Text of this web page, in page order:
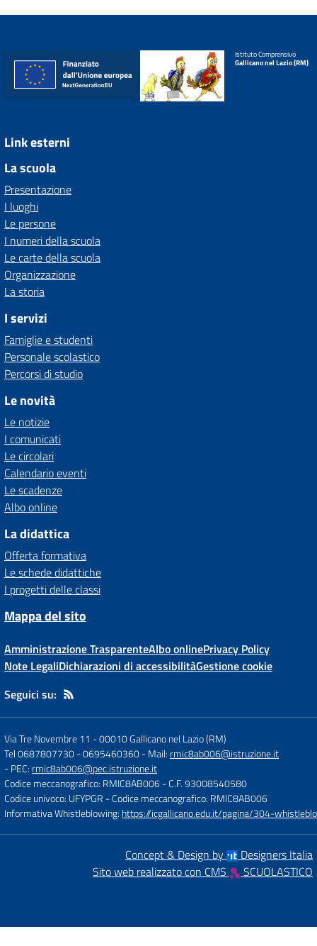
Istituto Comprensivo
Gallicano nel Lazio (RM)
Link esterni
La scuola
Presentazione
I luoghi
Le persone
I numeri della scuola
Le carte della scuola
Organizzazione
La storia
I servizi
Famiglie e studenti
Personale scolastico
Percorsi di studio
Le novità
Le notizie
I comunicati
Le circolari
Calendario eventi
Le scadenze
Albo online
La didattica
Offerta formativa
Le schede didattiche
I progetti delle classi
Mappa del sito
Amministrazione TrasparenteAlbo onlinePrivacy Policy
Note LegaliDichiarazioni di accessibilitàGestione cookie
Seguici su:
Via Tre Novembre 11 -00010 Gallicano nel Lazio (RM)
Tel 0687807730 - 0695460360- Mail: rmic8ab006@istruzione.it
- PEC: rmic8ab006@pec.istruzione.it
Codice meccanografico: RMIC8AB006- C.F. 93008540580
Codice univoco: UFYPGR - Codice meccanografico: RMIC8AB006
Informativa Whistleblowing: https://icgallicano.edu.it/pagina/304-
Concept & Design by
Designers Italia
Sito web realizzato con CMS
SCUOLASTICO